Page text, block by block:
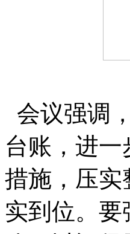
会议强调
台账，进
措施，压实
实到位。